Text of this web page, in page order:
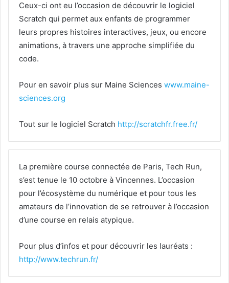
Ceux-ci ont eu l’occasion de découvrir le logiciel
Scratch qui permet aux enfants de programmer
leurs propres histoires interactives, jeux, ou encore
animations, à travers une approche simplifiée du
code.
Pour en savoir plus sur Maine Sciences www.maine-
sciences.org
Tout sur le logiciel Scratch http://scratchfr.free.fr/
La première course connectée de Paris, Tech Run,
s’est tenue le 10 octobre à Vincennes. L’occasion
pour l’écosystème du numérique et pour tous les
amateurs de l’innovation de se retrouver à l’occasion
d’une course en relais atypique.
Pour plus d’infos et pour découvrir les lauréats :
http://www.techrun.fr/